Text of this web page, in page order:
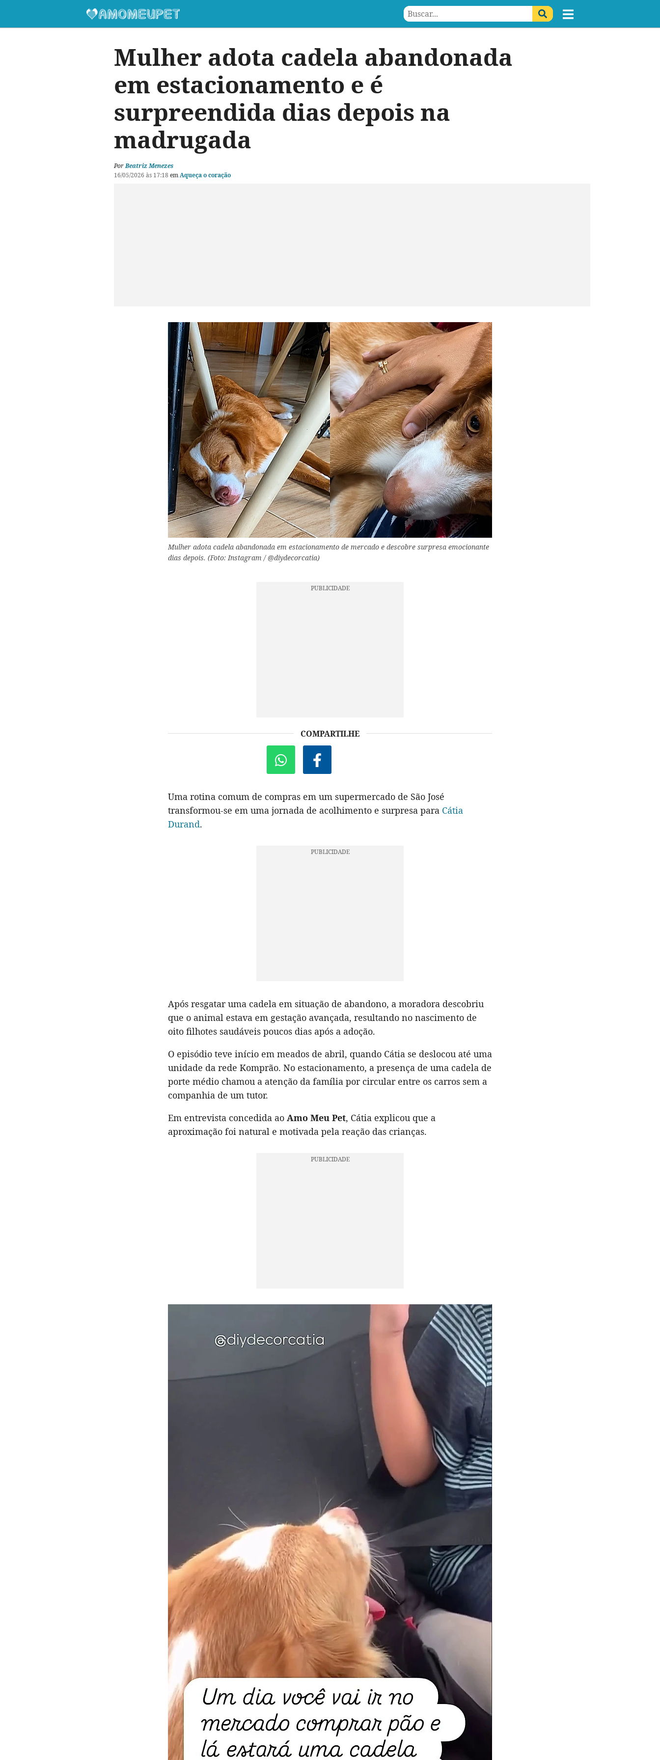
Mulher adota cadela abandonada
em estacionamento e é
surpreendida dias depois na
madrugada
PorBeatriz Menezes
16/05/2026 às 17:18 emAqueça o coração
Mulher adota cadela abandonada em estacionamento de mercado e descobre surpresa emocionante
dias depois. (Foto: Instagram / @diydecorcatia)
COMPARTILHE
Uma rotina comum de compras em um supermercado de São José
transformou-se em uma jornada de acolhimento e surpresa para Cátia
Durand.
Após resgatar uma cadela em situação de abandono, a moradora descobriu
que o animal estava em gestação avançada, resultando no nascimento de
oito filhotes saudáveis poucos dias após a adoção.
O episódio teve início em meados de abril, quando Cátia se deslocou até uma
unidade da rede Komprão. No estacionamento, a presença de uma cadela de
porte médio chamou a atenção da família por circular entre os carros sem a
companhia de um tutor.
Em entrevista concedida ao Amo Meu Pet, Cátia explicou que a
aproximação foi natural e motivada pela reação das crianças.